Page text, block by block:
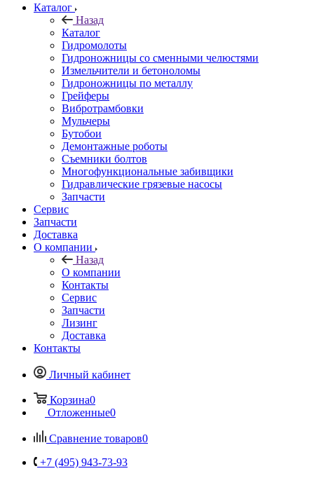
Каталог
Назад
Каталог
Гидромолоты
Гидроножницы со сменными челюстями
Измельчители и бетоноломы
Гидроножницы по металлу
Грейферы
Вибротрамбовки
Мульчеры
Бутобои
Демонтажные роботы
Съемники болтов
Многофункциональные забивщики
Гидравлические грязевые насосы
Запчасти
Сервис
Запчасти
Доставка
О компании
Назад
О компании
Контакты
Сервис
Запчасти
Лизинг
Доставка
Контакты
Личный кабинет
Корзина0
Отложенные0
Сравнение товаров0
+7 (495) 943-73-93